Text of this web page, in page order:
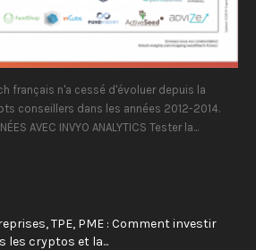
français n'a cessé d'évoluer depuis la
conseillers dans les années 2012-2014.
AVEC INVYO ANALYTICS Tester la...
TPE, PME : Comment investir
les cryptos et la...